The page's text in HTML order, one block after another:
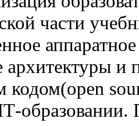
части
архитектуры и
кодом(open
образовании.